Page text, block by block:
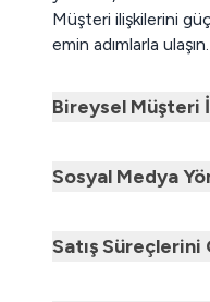
Müşteri ilişkilerini
emin adımlarla ulaşın.
Bireysel Müşteri
Sosyal Medya
Satış